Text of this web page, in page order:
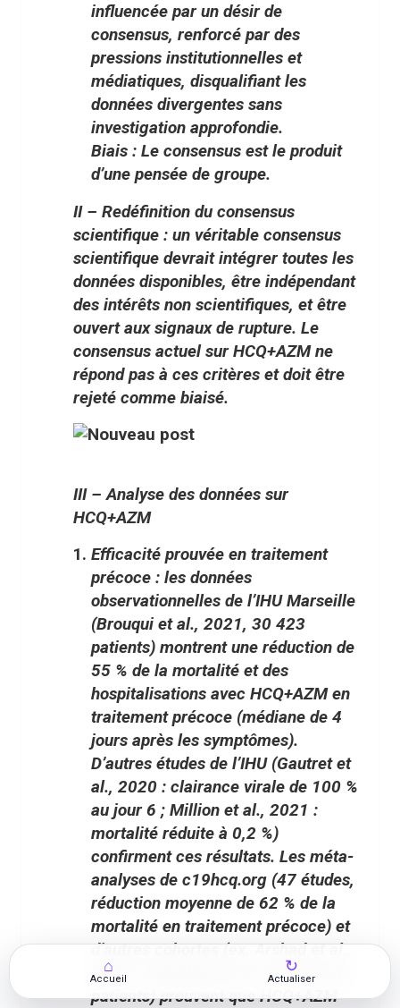
influencée par un désir de
consensus, renforcé par des
pressions institutionnelles et
médiatiques, disqualifiant les
données divergentes sans
investigation approfondie.
Biais : Le consensus est le produit
d’une pensée de groupe.
II – Redéfinition du consensus
scientifique : un véritable consensus
scientifique devrait intégrer toutes les
données disponibles, être indépendant
des intérêts non scientifiques, et être
ouvert aux signaux de rupture. Le
consensus actuel sur HCQ+AZM ne
répond pas à ces critères et doit être
rejeté comme biaisé.
III – Analyse des données sur
HCQ+AZM
Efficacité prouvée en traitement
précoce : les données
observationnelles de l’IHU Marseille
(Brouqui et al., 2021, 30 423
patients) montrent une réduction de
55 % de la mortalité et des
hospitalisations avec HCQ+AZM en
traitement précoce (médiane de 4
jours après les symptômes).
D’autres études de l’IHU (Gautret et
al., 2020 : clairance virale de 100 %
au jour 6 ; Million et al., 2021 :
mortalité réduite à 0,2 %)
confirment ces résultats. Les méta-
analyses de c19hcq.org (47 études,
réduction moyenne de 62 % de la
mortalité en traitement précoce) et
d’autres cohortes (ex. Arshad et al.,
2020 : réduction de 51 % sur 2 541
patients) prouvent queHCQ+AZM
⌂
Accueil
↻
Actualiser